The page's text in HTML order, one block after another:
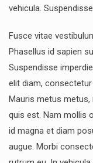
vehicula.
Fusce vitae
Phasellus id sapien
Suspendisse
elit diam,
Mauris metus
quis est. Nam mollis
id magna et diam
augue. Morbi